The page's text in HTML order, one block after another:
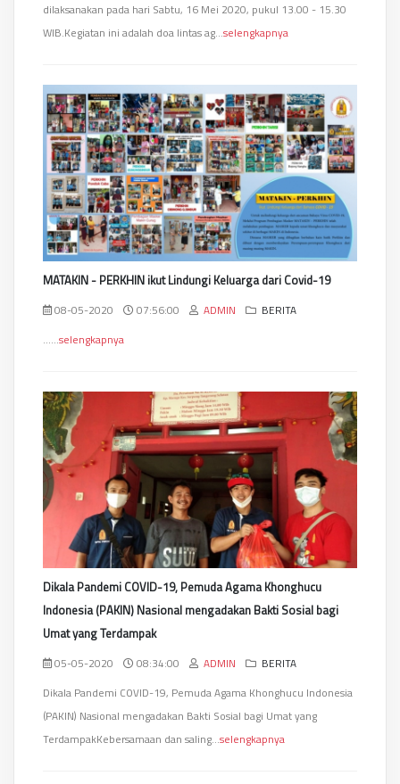
dilaksanakan pada hari Sabtu, 16 Mei 2020, pukul 13.00 - 15.30
WIB.Kegiatan ini adalah doa lintas ag...selengkapnya
MATAKIN - PERKHIN ikut Lindungi Keluarga dari Covid-19
08-05-2020 07:56:00 ADMIN
BERITA
......selengkapnya
Dikala Pandemi COVID-19, Pemuda Agama Khonghucu
Indonesia (PAKIN) Nasional mengadakan Bakti Sosial bagi
Umat yang Terdampak
05-05-2020 08:34:00 ADMIN
BERITA
Dikala Pandemi COVID-19, Pemuda Agama Khonghucu Indonesia
(PAKIN) Nasional mengadakan Bakti Sosial bagi Umat yang
TerdampakKebersamaan dan saling...selengkapnya